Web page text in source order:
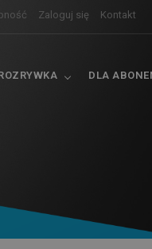
Zaloguj się Kontakt
DLA